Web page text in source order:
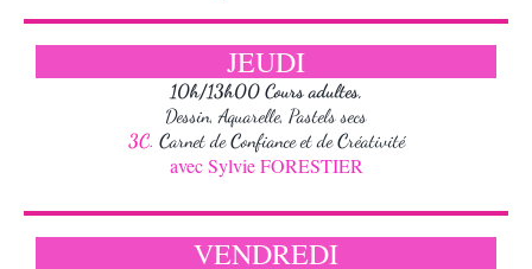
JEUDI
10h/13h00 Cours adultes,
Dessin, Aquarelle, Pastels secs
3C. Carnet deConfiance et deCréativité
avec Sylvie FORESTIER
VENDREDI